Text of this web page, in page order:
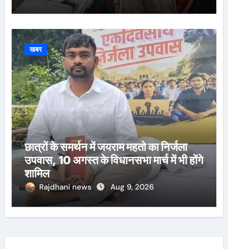
खबर
छात्रों के समर्थन में जयराम महतो का निर्जला
उपवास, 10 अगस्त के विधानसभा मार्च में भी होंगे
शामिल
Rajdhani news Aug 9, 2026